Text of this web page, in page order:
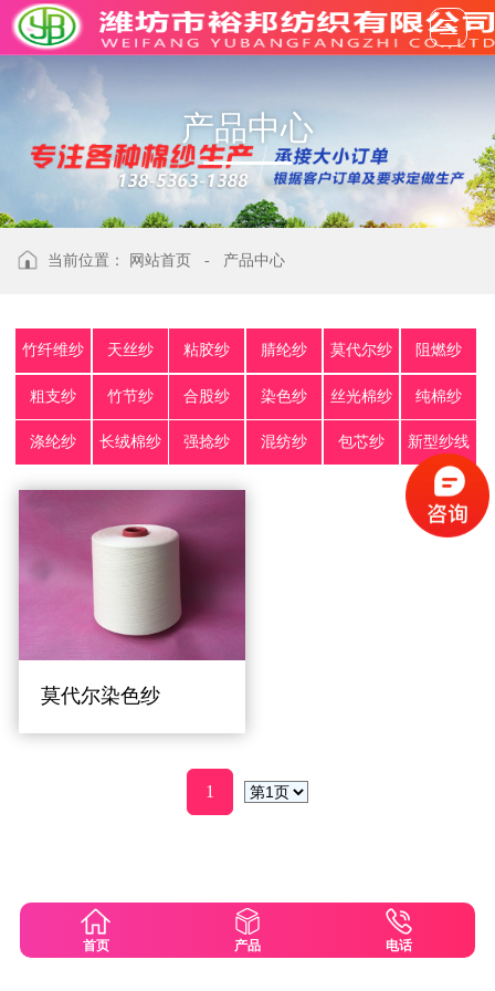
产品中心
当前位置： 网站首页 - 产品中心
竹纤维纱 天丝纱 粘胶纱 腈纶纱 莫代尔纱 阻燃纱
粗支纱 竹节纱 合股纱 染色纱 丝光棉纱 纯棉纱
涤纶纱 长绒棉纱 强捻纱 混纺纱 包芯纱 新型纱线
莫代尔染色纱
1
首页 产品 电话